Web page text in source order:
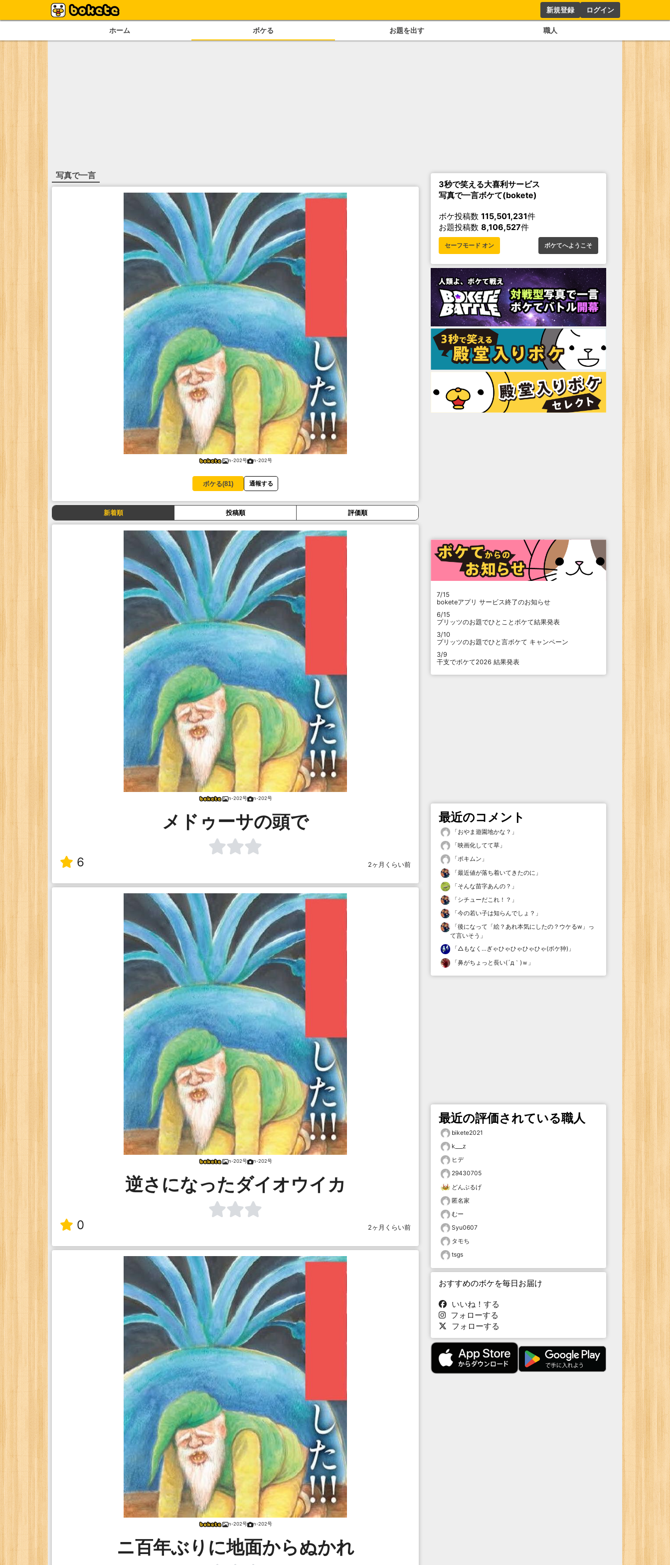
新規登録 ログイン
ホーム ボケる お題を出す 職人
写真で一言
n-202号 n-202号
ボケる(81) 通報する
新着順 投稿順 評価順
n-202号 n-202号
メドゥーサの頭で
6 2ヶ月くらい前
n-202号 n-202号
逆さになったダイオウイカ
0 2ヶ月くらい前
n-202号 n-202号
ニ百年ぶりに地面からぬかれ
3秒で笑える大喜利サービス
写真で一言ボケて(bokete)
ボケ投稿数 115,501,231件
お題投稿数 8,106,527件
セーフモード オン ボケてへようこそ
7/15
boketeアプリ サービス終了のお知らせ
6/15
プリッツのお題でひとことボケて結果発表
3/10
プリッツのお題でひと言ボケて キャンペーン
3/9
干支でボケて2026 結果発表
最近のコメント
「おやま遊園地かな？ 」
「映画化してて草 」
「ポキムン 」
「最近値が落ち着いてきたのに 」
「そんな苗字あんの？ 」
「シチューだこれ！？ 」
「今の若い子は知らんでしょ？ 」
「後になって「絵？あれ本気にしたの？ウケるw」っ
て言いそう 」
「△もなく…ぎゃひゃひゃひゃひゃ(ボケ狆) 」
「鼻がちょっと長い(´д｀)ｗ 」
最近の評価されている職人
bikete2021
k___z
ヒデ
29430705
どんぶるげ
匿名家
むー
Syu0607
タモち
tsgs
おすすめのボケを毎日お届け
いいね！する
フォローする
フォローする